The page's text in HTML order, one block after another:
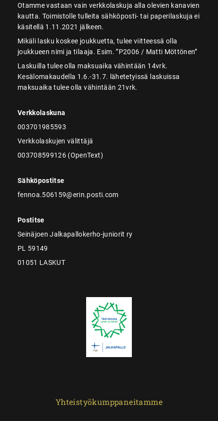
Otamme vastaan vain verkkolaskuja alla olevien kanavien
kautta. Toimistolle tulleita sähköposti- tai paperilaskuja ei
käsitellä 1.11.2021 jälkeen.
Mikäli lasku koskee joukkuetta, tulee viitteessä olla
joukkueen nimi ja tilaaja. Esim. ”P2006 / Matti Möttönen”
Laskuilla tulee olla maksuaika vähintään 14vrk.
Kesälomakaudella 1.6.-31.7. lähetetyissä laskuissa
maksuaika tulee olla vähintään 21vrk.
Verkkolaskuna
003701985593
Verkkolaskujen välittäjä
003708599126 (OpenText)
Sähköpostitse
fennoa.506159@erin.posti.com
Postitse
Seinäjoen Jalkapallokerho-juniorit ry
PL 59149
01051 LASKUT
Yhteistyökumppaneitamme